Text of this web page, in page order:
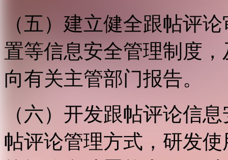
（五）建立健全跟帖评
置等信息安全管理制度
向有关主管部门报告。
（六）开发跟帖评论信
帖评论管理方式，研发